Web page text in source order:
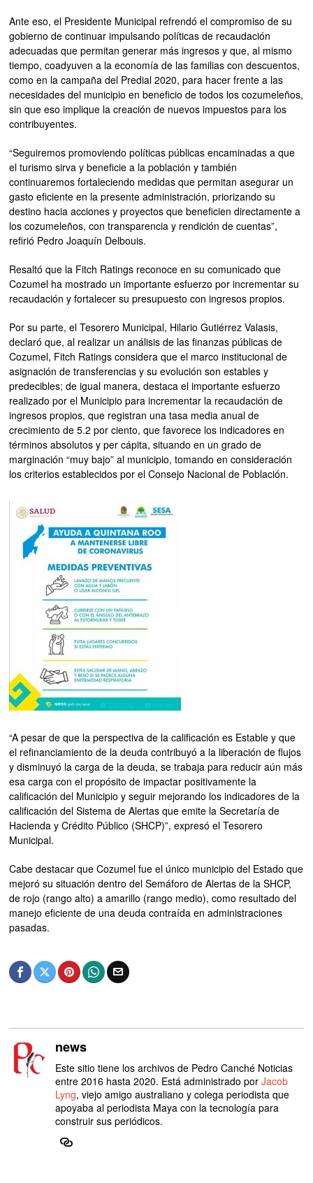
Ante eso, el Presidente Municipal refrendó el compromiso de su
gobierno de continuar impulsando políticas de recaudación
adecuadas que permitan generar más ingresos y que, al mismo
tiempo, coadyuven a la economía de las familias con descuentos,
como en la campaña del Predial 2020, para hacer frente a las
necesidades del municipio en beneficio de todos los cozumeleños,
sin que eso implique la creación de nuevos impuestos para los
contribuyentes.
“Seguiremos promoviendo políticas públicas encaminadas a que
el turismo sirva y beneficie a la población y también
continuaremos fortaleciendo medidas que permitan asegurar un
gasto eficiente en la presente administración, priorizando su
destino hacia acciones y proyectos que beneficien directamente a
los cozumeleños, con transparencia y rendición de cuentas”,
refirió Pedro Joaquín Delbouis.
Resaltó que la Fitch Ratings reconoce en su comunicado que
Cozumel ha mostrado un importante esfuerzo por incrementar su
recaudación y fortalecer su presupuesto con ingresos propios.
Por su parte, el Tesorero Municipal, Hilario Gutiérrez Valasis,
declaró que, al realizar un análisis de las finanzas públicas de
Cozumel, Fitch Ratings considera que el marco institucional de
asignación de transferencias y su evolución son estables y
predecibles; de igual manera, destaca el importante esfuerzo
realizado por el Municipio para incrementar la recaudación de
ingresos propios, que registran una tasa media anual de
crecimiento de 5.2 por ciento, que favorece los indicadores en
términos absolutos y per cápita, situando en un grado de
marginación “muy bajo” al municipio, tomando en consideración
los criterios establecidos por el Consejo Nacional de Población.
“A pesar de que la perspectiva de la calificación es Estable y que
el refinanciamiento de la deuda contribuyó a la liberación de flujos
y disminuyó la carga de la deuda, se trabaja para reducir aún más
esa carga con el propósito de impactar positivamente la
calificación del Municipio y seguir mejorando los indicadores de la
calificación del Sistema de Alertas que emite la Secretaría de
Hacienda y Crédito Público (SHCP)”, expresó el Tesorero
Municipal.
Cabe destacar que Cozumel fue el único municipio del Estado que
mejoró su situación dentro del Semáforo de Alertas de la SHCP,
de rojo (rango alto) a amarillo (rango medio), como resultado del
manejo eficiente de una deuda contraída en administraciones
pasadas.
news
Este sitio tiene los archivos de Pedro Canché Noticias
entre 2016 hasta 2020. Está administrado porJacob
Lyng, viejo amigo australiano y colega periodista que
apoyaba al periodista Maya con la tecnología para
construir sus periódicos.